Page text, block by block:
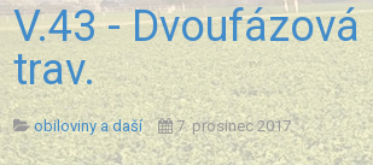
V.43 -
trav.
obiloviny a daší 7. prosinec 2017